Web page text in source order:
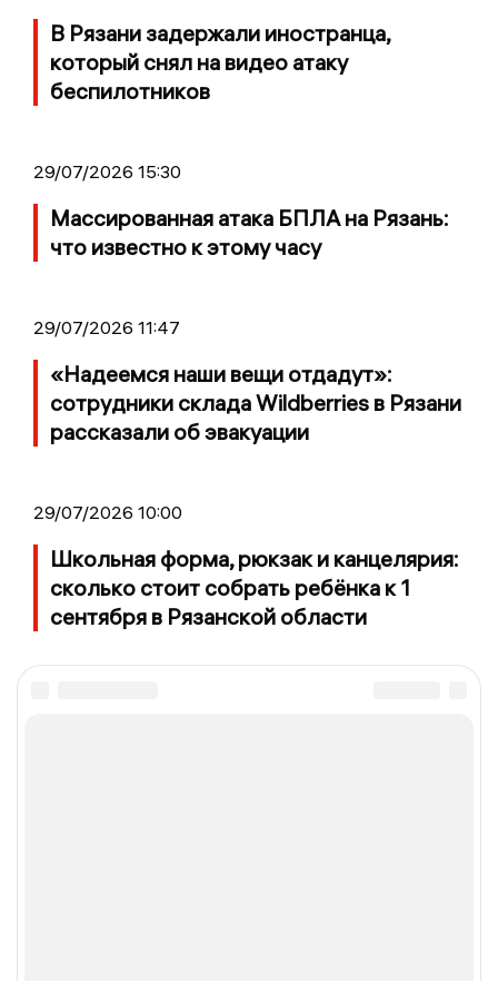
В Рязани задержали иностранца,
который снял на видео атаку
беспилотников
29/07/2026 15:30
Массированная атака БПЛА на Рязань:
что известно к этому часу
29/07/2026 11:47
«Надеемся наши вещи отдадут»:
сотрудники склада Wildberries в Рязани
рассказали об эвакуации
29/07/2026 10:00
Школьная форма, рюкзак и канцелярия:
сколько стоит собрать ребёнка к 1
сентября в Рязанской области